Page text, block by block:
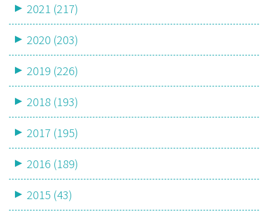
2021 (217)
2020 (203)
2019 (226)
2018 (193)
2017 (195)
2016 (189)
2015 (43)